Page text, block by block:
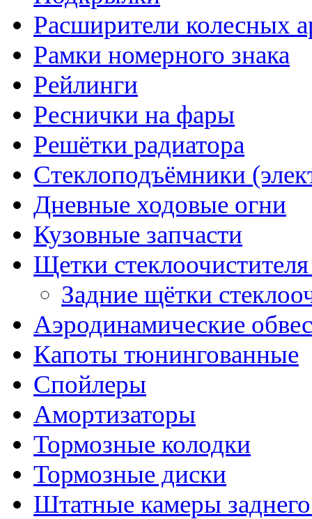
Расширители колесных
Рамки номерного знака
Рейлинги
Реснички на фары
Решётки радиатора
Стеклоподъёмники
Дневные ходовые огни
Кузовные запчасти
Щетки
Задние щётки
Аэродинамические
Капоты тюнингованные
Спойлеры
Амортизаторы
Тормозные колодки
Тормозные диски
Штатные камеры